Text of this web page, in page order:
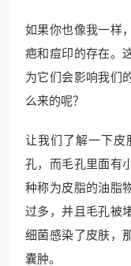
如果你也像我一样
疤和痘印的存在。
为它们会影响我们
么来的呢？
让我们了解一下皮
孔，而毛孔里面有
种称为皮脂的油脂
过多，并且毛孔被
细菌感染了皮肤，
囊肿。